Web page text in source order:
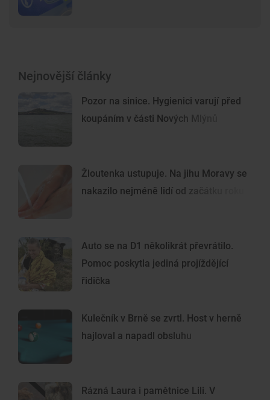
Nejnovější články
Pozor na sinice. Hygienici varují před
koupáním v části Nových Mlýnů
Žloutenka ustupuje. Na jihu Moravy se
nakazilo nejméně lidí od začátku roku
Auto se na D1 několikrát převrátilo.
Pomoc poskytla jediná projíždějící
řidička
Kulečník v Brně se zvrtl. Host v herně
hajloval a napadl obsluhu
Rázná Laura i pamětnice Lili. V